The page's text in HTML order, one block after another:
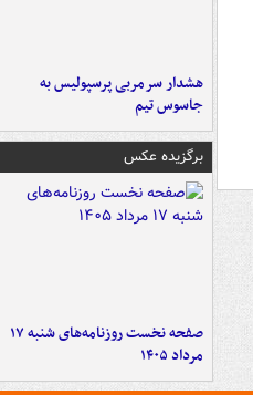
هشدار سرمربی پرسپولیس به
جاسوس تیم
برگزیده عکس
صفحه نخست روزنامه‌های شنبه ۱۷
مرداد ۱۴۰۵